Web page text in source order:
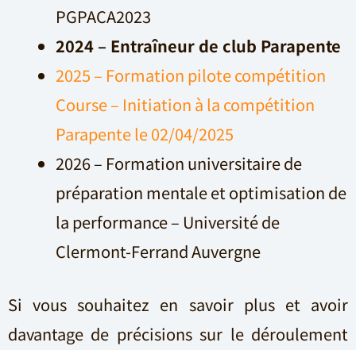
PGPACA2023
2024 – Entraîneur de club Parapente
2025 – Formation pilote compétition
Course – Initiation à la compétition
Parapente le 02/04/2025
2026 – Formation universitaire de
préparation mentale et optimisation de
la performance – Université de
Clermont-Ferrand Auvergne
Si vous souhaitez en savoir plus et avoir
davantage de précisions sur le déroulement